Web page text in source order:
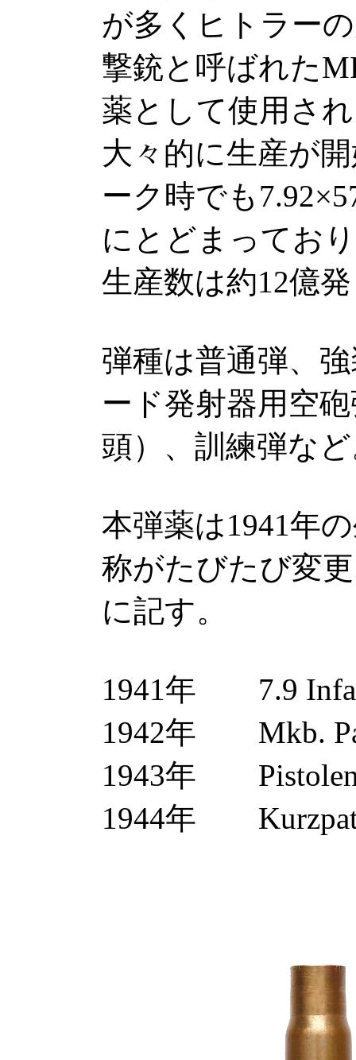
が多くヒトラー
撃銃と呼ばれた
薬として使用さ
大々的に生産が
ーク時でも
にとどまってお
生産数は約12億
弾種は普通弾、
ード発射器用空
頭）、訓練弾な
本弾薬は1941年
称がたびたび変
に記す。
1941年 7.9
1942年 Mkb.
1943年
1944年